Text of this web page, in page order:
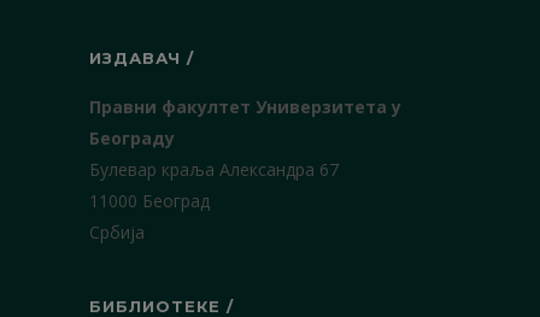
ИЗДАВАЧ /
Правни факултет Универзитета у
Београду
Булевар краља Александра 67
11000 Београд
Србија
БИБЛИОТЕКЕ /